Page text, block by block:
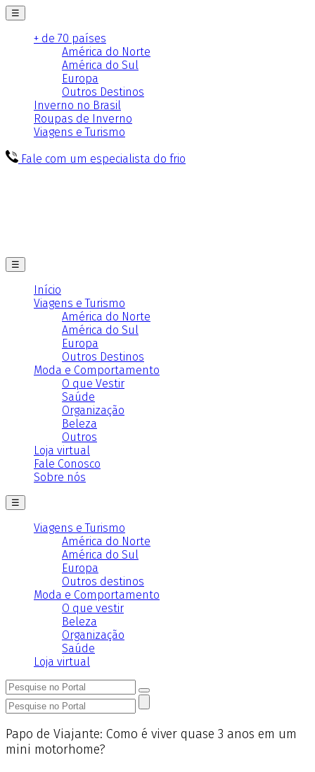
☰
+ de 70 países
América do Norte
América do Sul
Europa
Outros Destinos
Inverno no Brasil
Roupas de Inverno
Viagens e Turismo
Fale com um especialista do frio
☰
Início
Viagens e Turismo
América do Norte
América do Sul
Europa
Outros Destinos
Moda e Comportamento
O que Vestir
Saúde
Organização
Beleza
Outros
Loja virtual
Fale Conosco
Sobre nós
☰
Viagens e Turismo
América do Norte
América do Sul
Europa
Outros destinos
Moda e Comportamento
O que vestir
Beleza
Organização
Saúde
Loja virtual
Papo de Viajante: Como é viver quase 3 anos em um
mini motorhome?